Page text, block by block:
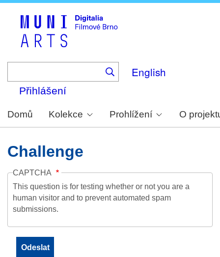
English
Přihlášení
Domů Kolekce Prohlížení O
Challenge
CAPTCHA
This question is for testing whether or not you are a
human visitor and to prevent automated spam
submissions.